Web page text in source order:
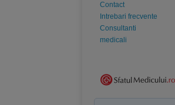
Contact
Intrebari frecvente
Consultanti
medicali